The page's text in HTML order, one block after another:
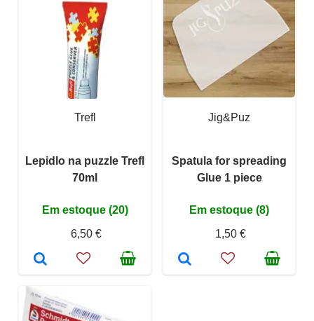
Trefl
Lepidlo na puzzle Trefl
70ml
Em estoque (20)
6,50 €
Jig&Puz
Spatula for spreading
Glue 1 piece
Em estoque (8)
1,50 €